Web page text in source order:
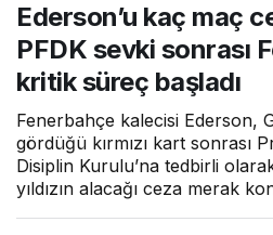
Ederson’u kaç maç
PFDK sevki sonrası
kritik süreç başladı
Fenerbahçe kalecisi Ederson,
gördüğü kırmızı kart sonrası
Disiplin Kurulu’na tedbirli
yıldızın alacağı ceza merak